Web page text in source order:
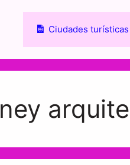
Ciudades turísticas